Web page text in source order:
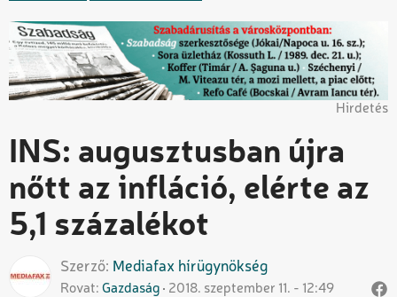
Hirdetés
INS: augusztusban újra
nőtt az infláció, elérte az
5,1 százalékot
Szerző Mediafax hírügynökség
Rovat Gazdaság 2018. szeptember 11. - 12:49